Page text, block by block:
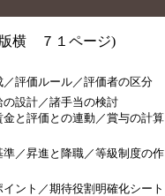
横 ７１ページ)
評価ルール／評価者の区分
設計／諸手当の検討
と評価との連動／賞与の計算
／昇進と降職／等級制度の作
ント／期待役割明確化シート